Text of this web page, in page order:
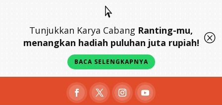

Tunjukkan Karya Cabang Ranting-mu,
menangkan hadiah puluhan juta rupiah!
BACA SELENGKAPNYA
Q